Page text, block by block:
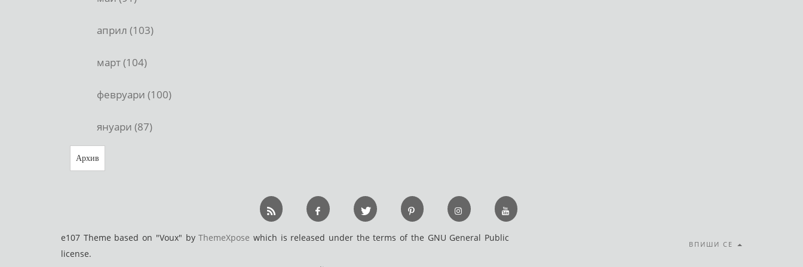
април (103)
март (104)
февруари (100)
януари (87)
Архив
e107 Theme based on "Voux" byThemeXpose which is released under the terms of the GNU General Public
license.
ВПИШИ СЕ